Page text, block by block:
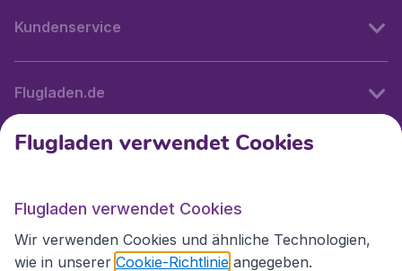
Kundenservice
Flugladen.de
Internationale Webseiten
Folgen Sie uns:
Flugladen verwendet Cookies
Flugladen verwendet Cookies
Wir verwenden Cookies und ähnliche Technologien,
wie in unserer Cookie-Richtlinie angegeben.